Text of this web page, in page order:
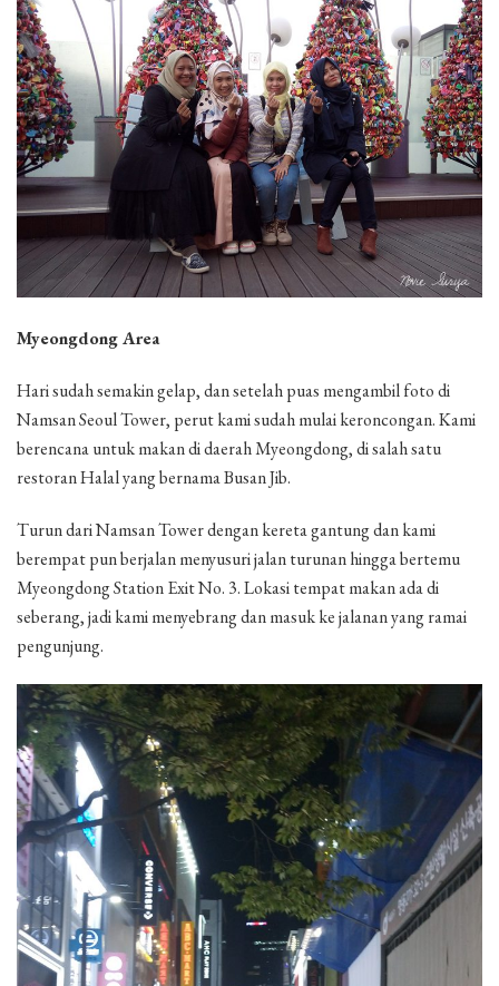
Myeongdong Area
Hari sudah semakin gelap, dan setelah puas mengambil foto di
Namsan Seoul Tower, perut kami sudah mulai keroncongan. Kami
berencana untuk makan di daerah Myeongdong, di salah satu
restoran Halal yang bernama Busan Jib.
Turun dari Namsan Tower dengan kereta gantung dan kami
berempat pun berjalan menyusuri jalan turunan hingga bertemu
Myeongdong Station Exit No. 3. Lokasi tempat makan ada di
seberang, jadi kami menyebrang dan masuk ke jalanan yang ramai
pengunjung.